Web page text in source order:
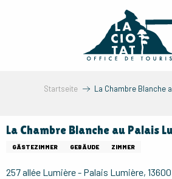
Startseite La Chambre Blanche
La Chambre Blanche au Palais
GÄSTEZIMMER GEBÄUDE ZIMMER
257 allée Lumière - Palais Lumière,